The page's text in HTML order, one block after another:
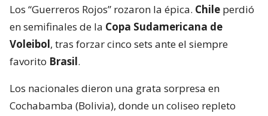
Los “Guerreros Rojos” rozaron la épica. Chile perdió
en semifinales de la Copa Sudamericana de
Voleibol, tras forzar cinco sets ante el siempre
favorito Brasil.
Los nacionales dieron una grata sorpresa en
Cochabamba (Bolivia), donde un coliseo repleto